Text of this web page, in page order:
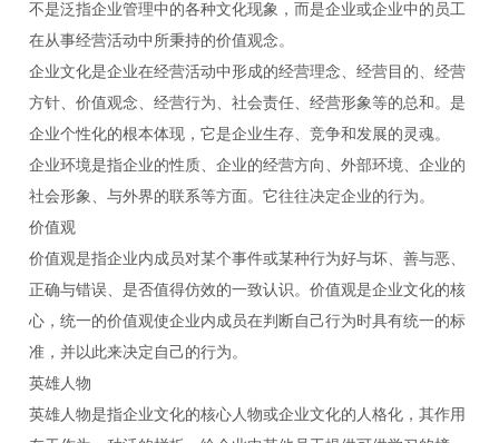
不是泛指企业管理中的各种文化现象，而是企业或企业中的员工
在从事经营活动中所秉持的价值观念。
企业文化是企业在经营活动中形成的经营理念、经营目的、经营
方针、价值观念、经营行为、社会责任、经营形象等的总和。是
企业个性化的根本体现，它是企业生存、竞争和发展的灵魂。
企业环境是指企业的性质、企业的经营方向、外部环境、企业的
社会形象、与外界的联系等方面。它往往决定企业的行为。
价值观
价值观是指企业内成员对某个事件或某种行为好与坏、善与恶、
正确与错误、是否值得仿效的一致认识。价值观是企业文化的核
心，统一的价值观使企业内成员在判断自己行为时具有统一的标
准，并以此来决定自己的行为。
英雄人物
英雄人物是指企业文化的核心人物或企业文化的人格化，其作用